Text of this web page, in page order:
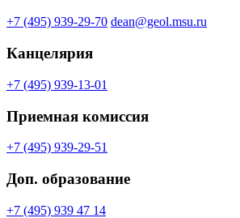
+7 (495) 939-29-70 dean@geol.msu.ru
Канцелярия
+7 (495) 939-13-01
Приемная комиссия
+7 (495) 939-29-51
Доп. образование
+7 (495) 939 47 14